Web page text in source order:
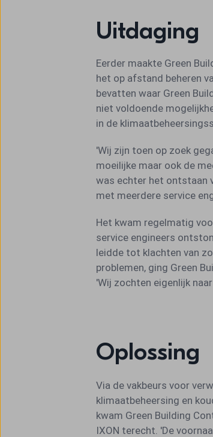
Uitdaging
Eerder maakte Green
het op afstand beheren
bevatten waar Green
niet voldoende
in de
'Wij zijn toen op zoek
moeilijke maar ook de
was echter het ontstaan
met meerdere service
Het kwam regelmatig
service engineers
leidde tot klachten van
problemen, ging Green
'Wij zochten eigenlijk
Oplossing
Via de vakbeurs voor
klimaatbeheersing en
kwam Green Building
IXON terecht. 'De